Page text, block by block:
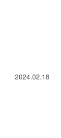
2024.02.18